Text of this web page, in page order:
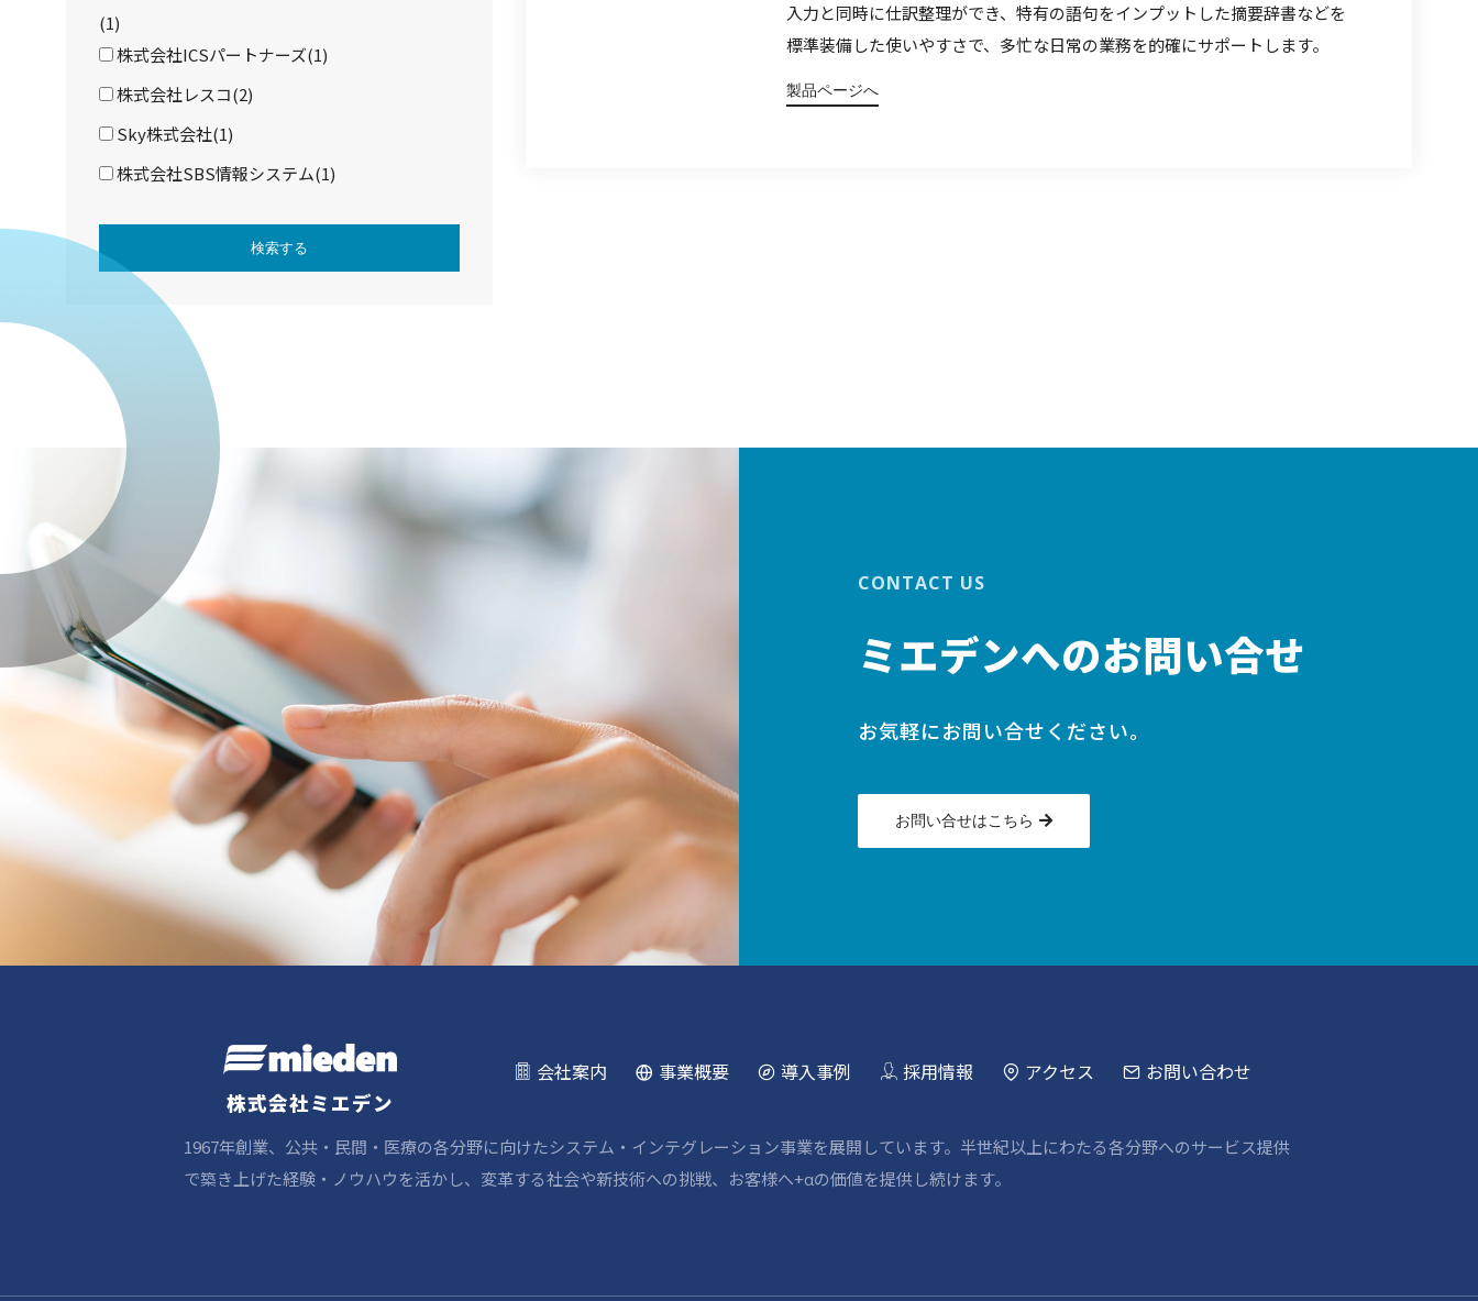
(1)
株式会社ICSパートナーズ(1)
株式会社レスコ(2)
Sky株式会社(1)
株式会社SBS情報システム(1)
検索する
入力と同時に仕訳整理ができ、特有の語句をインプットした摘要辞書などを
標準装備した使いやすさで、多忙な日常の業務を的確にサポートします。
製品ページへ
CONTACT US
ミエデンへのお問い合せ
お気軽にお問い合せください。
お問い合せはこちら
株式会社ミエデン
会社案内 事業概要 導入事例 採用情報 アクセス お問い合わせ
1967年創業、公共・民間・医療の各分野に向けたシステム・インテグレーション事業を展開しています。半世紀以上にわたる各分野へのサービス提供
で築き上げた経験・ノウハウを活かし、変革する社会や新技術への挑戦、お客様へ+αの価値を提供し続けます。